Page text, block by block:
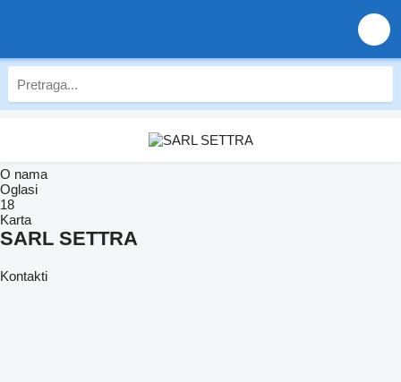
O nama
Oglasi
18
Karta
SARL SETTRA
Kontakti